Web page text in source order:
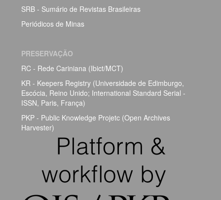
SRB - Sumário de Revistas Brasileiras
Periódicos de Minas
PRESERVAÇÃO
RC - Rede Cariniana (Ibict/MCT)
KR - Keepers Registry (Universidade de Edimburgo,
Escócia, Reino Unido; International Standard Serial -
ISSN, Paris, França)
PKP - Public Knowledge Projetc (Open Archives
Harvester)